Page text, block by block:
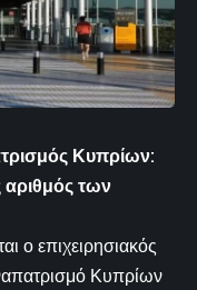
Κυπρίων:
αριθμός των
ο επιχειρησιακός
Κυπρίων